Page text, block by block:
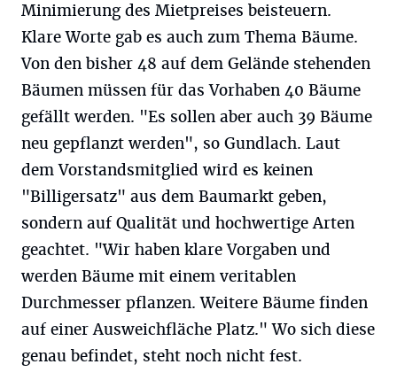
Minimierung des Mietpreises beisteuern.
Klare Worte gab es auch zum Thema Bäume.
Von den bisher 48 auf dem Gelände stehenden
Bäumen müssen für das Vorhaben 40 Bäume
gefällt werden. "Es sollen aber auch 39 Bäume
neu gepflanzt werden", so Gundlach. Laut
dem Vorstandsmitglied wird es keinen
"Billigersatz" aus dem Baumarkt geben,
sondern auf Qualität und hochwertige Arten
geachtet. "Wir haben klare Vorgaben und
werden Bäume mit einem veritablen
Durchmesser pflanzen. Weitere Bäume finden
auf einer Ausweichfläche Platz." Wo sich diese
genau befindet, steht noch nicht fest.